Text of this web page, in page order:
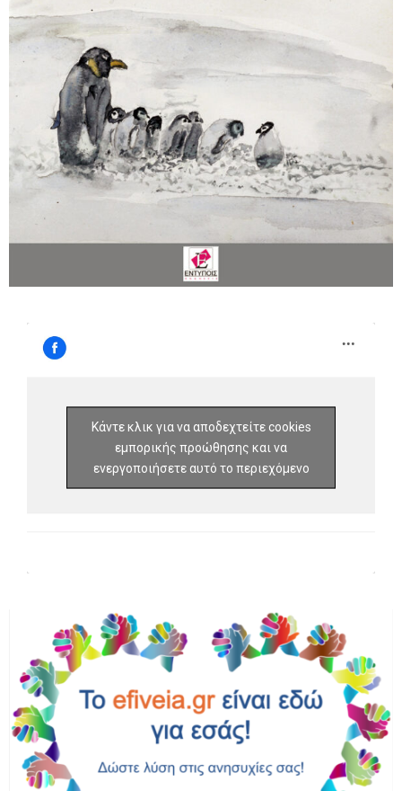
Κάντε κλικ για να αποδεχτείτε cookies
εμπορικής προώθησης και να
ενεργοποιήσετε αυτό το περιεχόμενο